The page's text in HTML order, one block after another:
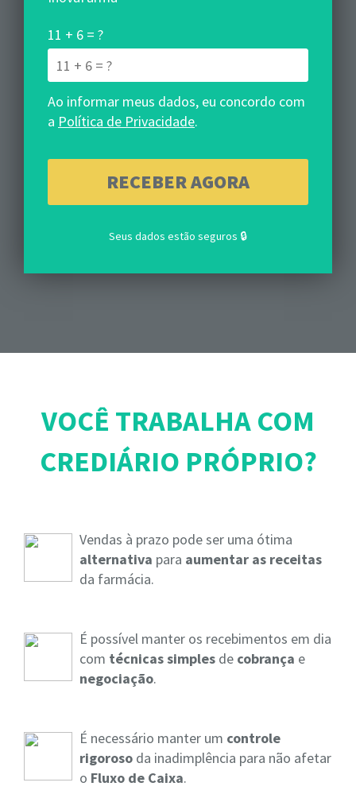
11 + 6 = ?
Ao informar meus dados, eu concordo com
a Política de Privacidade.
Seus dados estão seguros 🔒
VOCÊ TRABALHA COM
CREDIÁRIO PRÓPRIO?
Vendas à prazo pode ser uma ótima
alternativa para aumentar as receitas
da farmácia.
É possível manter os recebimentos em dia
com técnicas simplesde cobrança e
negociação.
É necessário manter um controle
rigorosoda inadimplência para não afetar
o Fluxo de Caixa.